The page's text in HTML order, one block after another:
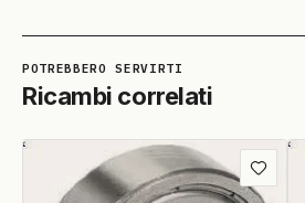
Ricambi correlati
Aggiungi
ai